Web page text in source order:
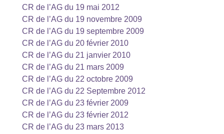
CR de l’AG du 19 mai 2012
CR de l’AG du 19 novembre 2009
CR de l’AG du 19 septembre 2009
CR de l’AG du 20 février 2010
CR de l’AG du 21 janvier 2010
CR de l’AG du 21 mars 2009
CR de l’AG du 22 octobre 2009
CR de l’AG du 22 Septembre 2012
CR de l’AG du 23 février 2009
CR de l’AG du 23 février 2012
CR de l’AG du 23 mars 2013